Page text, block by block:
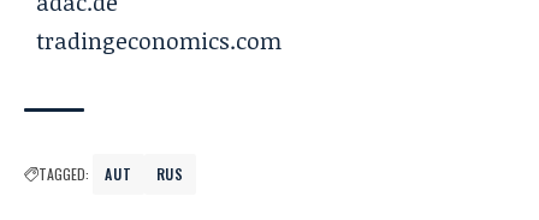
tradingeconomics.com
TAGGED: AUT RUS